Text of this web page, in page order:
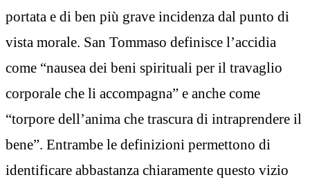
portata e di ben più grave incidenza dal punto di
vista morale. San Tommaso definisce l’accidia
come “nausea dei beni spirituali per il travaglio
corporale che li accompagna” e anche come
“torpore dell’anima che trascura di intraprendere il
bene”. Entrambe le definizioni permettono di
identificare abbastanza chiaramente questo vizio